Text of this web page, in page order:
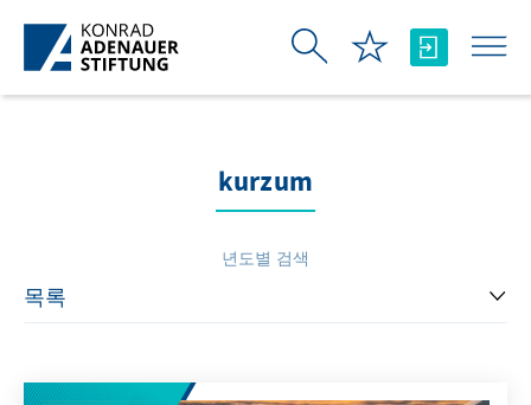
Skip to Main Content
kurzum
년도별 검색